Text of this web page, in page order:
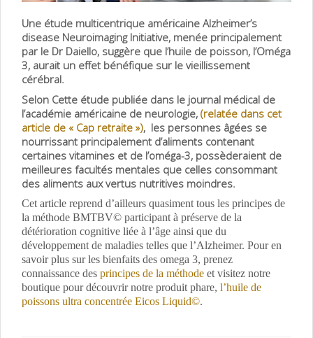
Une étude multicentrique américaine Alzheimer’s
disease Neuroimaging Initiative, menée principalement
par le Dr Daiello, suggère que l’huile de poisson, l’Oméga
3, aurait un effet bénéfique sur le vieillissement
cérébral.
Selon Cette étude publiée dans le journal médical de
l’académie américaine de neurologie, (relatée dans cet
article de « Cap retraite »), les personnes âgées se
nourrissant principalement d’aliments contenant
certaines vitamines et de l’oméga-3, possèderaient de
meilleures facultés mentales que celles consommant
des aliments aux vertus nutritives moindres.
Cet article reprend d’ailleurs quasiment tous les principes de
la méthode BMTBV© participant à préserve de la
détérioration cognitive liée à l’âge ainsi que du
développement de maladies telles que l’Alzheimer. Pour en
savoir plus sur les bienfaits des omega 3, prenez
connaissance des principes de la méthode et visitez notre
boutique pour découvrir notre produit phare, l’huile de
poissons ultra concentrée Eicos Liquid©.